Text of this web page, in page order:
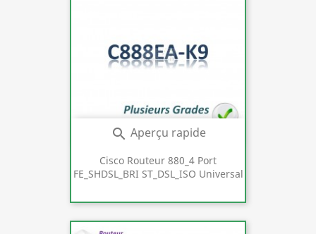
Cisco Routeur 880_4 Port
FE_SHDSL_BRI ST_DSL_ISO Universal
 Aperçu rapide